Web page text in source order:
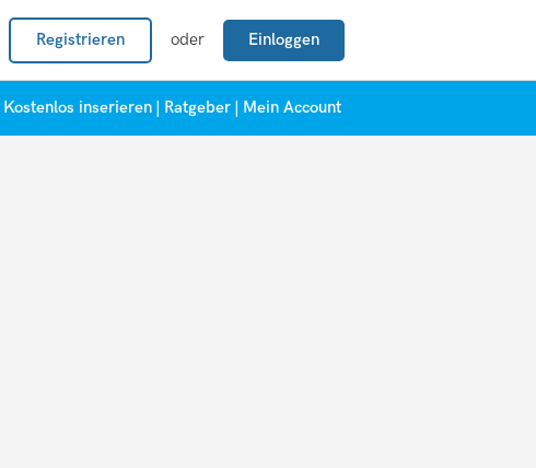
Registrieren oder Einloggen
Kostenlos inserieren Ratgeber Mein Account